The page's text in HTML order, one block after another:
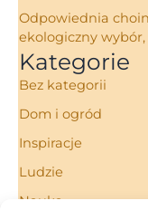
Odpowiednia
ekologiczny
Kategorie
Bez kategorii
Dom i ogród
Inspiracje
Ludzie
Nauka